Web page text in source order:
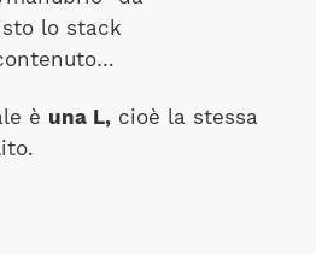
lo stack
è una L,cioè la stessa